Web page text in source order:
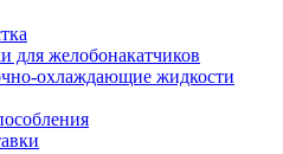
для желобонакатчиков
охлаждающие жидкости